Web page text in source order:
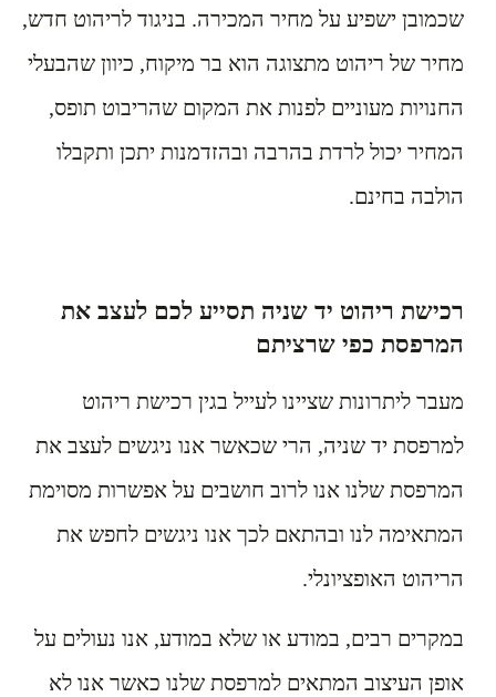
שכמובן ישפיע על מחיר המכירה. בניגוד לריהוט חדש,
מחיר של ריהוט מתצוגה הוא בר מיקוח, כיוון שהבעלי
החנויות מעוניים לפנות את המקום שהריבוט תופס,
המחיר יכול לרדת בהרבה ובהזדמנות יתכן ותקבלו
הולבה בחינם.
רכישת ריהוט יד שניה תסייע לכם לעצב את
המרפסת כפי שרציתם
מעבר ליתרונות שציינו לעייל בגין רכישת ריהוט
למרפסת יד שניה, הרי שכאשר אנו ניגשים לעצב את
המרפסת שלנו אנו לרוב חושבים על אפשרות מסוימת
המתאימה לנו ובהתאם לכך אנו ניגשים לחפש את
הריהוט האופציונלי.
במקרים רבים, במודע או שלא במודע, אנו נעולים על
אופן העיצוב המתאים למרפסת שלנו כאשר אנו לא